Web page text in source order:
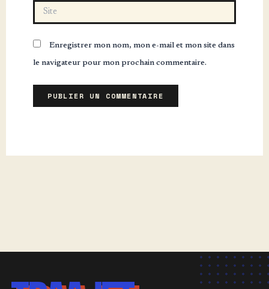
Site
Enregistrer mon nom, mon e-mail et mon site dans
le navigateur pour mon prochain commentaire.